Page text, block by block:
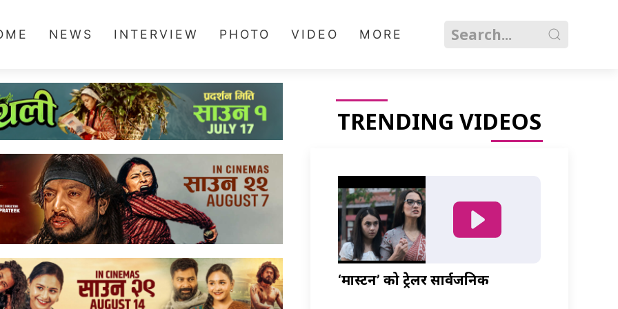
NEWS INTERVIEW PHOTO VIDEO MORE
TRENDING VIDEOS
‘मास्टर्नी’ को ट्रेलर सार्वजनिक